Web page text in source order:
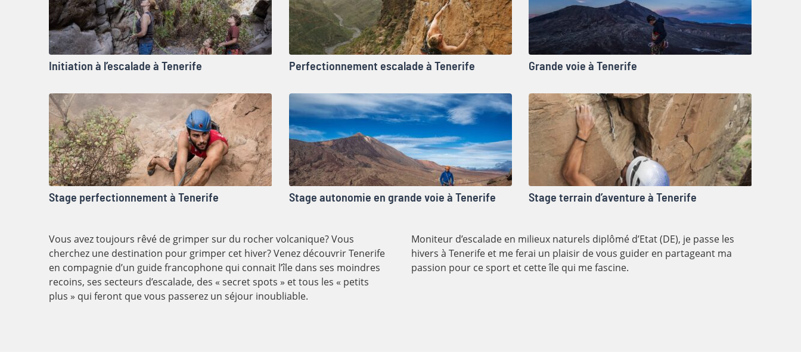
Initiation à l’escalade à Tenerife Perfectionnement escalade à Tenerife Grande voie à Tenerife
Stage perfectionnement à Tenerife Stage autonomie en grande voie à Tenerife Stage terrain d’aventure à Tenerife
Vous avez toujours rêvé de grimper sur du rocher volcanique? Vous
cherchez une destination pour grimper cet hiver? Venez découvrir Tenerife
en compagnie d’un guide francophone qui connait l’île dans ses moindres
recoins, ses secteurs d’escalade, des « secret spots » et tous les « petits
plus » qui feront que vous passerez un séjour inoubliable.
Moniteur d’escalade en milieux naturels diplômé d’Etat (DE), je passe les
hivers à Tenerife et me ferai un plaisir de vous guider en partageant ma
passion pour ce sport et cette île qui me fascine.